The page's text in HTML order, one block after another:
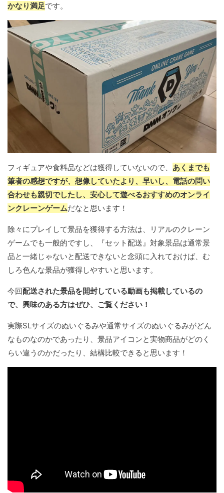
かなり満足です。
フィギュアや食料品などは獲得していないので、 あくまでも
筆者の感想ですが、想像していたより、早いし、電話の問い
合わせも親切でしたし、安心して遊べるおすすめのオンライ
ンクレーンゲームだなと思います！
除々にプレイして景品を獲得する方法は、リアルのクレーン
ゲームでも一般的ですし、『セット配送』対象景品は通常景
品と一緒じゃないと配送できないと念頭に入れておけば、む
しろ色んな景品が獲得しやすいと思います。
今回配送された景品を開封している動画も掲載しているの
で、興味のある方はぜひ、ご覧ください！
実際SLサイズのぬいぐるみや通常サイズのぬいぐるみがどん
なものなのかであったり、景品アイコンと実物商品がどのく
らい違うのかだったり、結構比較できると思います！